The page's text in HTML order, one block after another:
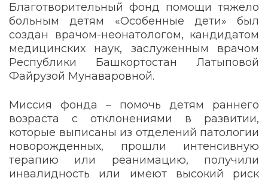
Благотворительный фонд помощи тяжело
больным детям «Особенные дети» был
создан врачом-неонатологом, кандидатом
медицинских наук, заслуженным врачом
Республики Башкортостан Латыповой
Файрузой Мунаваровной.
Миссия фонда – помочь детям раннего
возраста с отклонениями в развитии,
которые выписаны из отделений патологии
новорожденных, прошли интенсивную
терапию или реанимацию, получили
инвалидность или имеют высокий риск